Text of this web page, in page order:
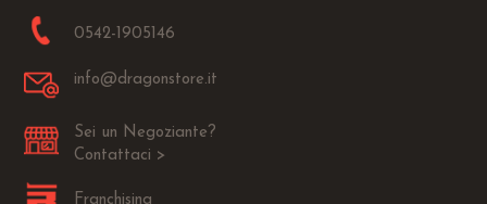
0542-1905146
info@dragonstore.it
Sei un Negoziante?
Contattaci >
Franchising